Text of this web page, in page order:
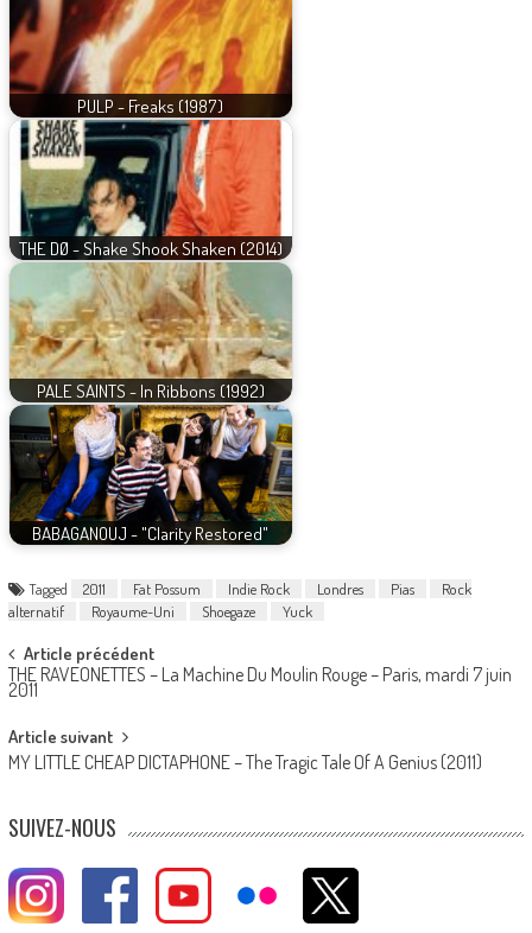
PULP - Freaks (1987)
THE DØ - Shake Shook Shaken (2014)
PALE SAINTS - In Ribbons (1992)
BABAGANOUJ - "Clarity Restored"
Tagged 2011 Fat Possum Indie Rock Londres Pias
Rock
alternatif
Royaume-Uni Shoegaze Yuck
Post
navigation
Article précédent
THE RAVEONETTES – La Machine Du Moulin Rouge – Paris, mardi 7 juin
2011
Article suivant
MY LITTLE CHEAP DICTAPHONE – The Tragic Tale Of A Genius (2011)
SUIVEZ-NOUS